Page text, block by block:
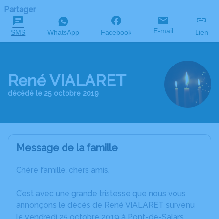
Partager
SMS WhatsApp Facebook E-mail Lien
René VIALARET
décédé le 25 octobre 2019
Message de la famille
Chère famille, chers amis,
C’est avec une grande tristesse que nous vous
annonçons le décès de René VIALARET survenu
le vendredi 25 octobre 2019 à Pont-de-Salars.